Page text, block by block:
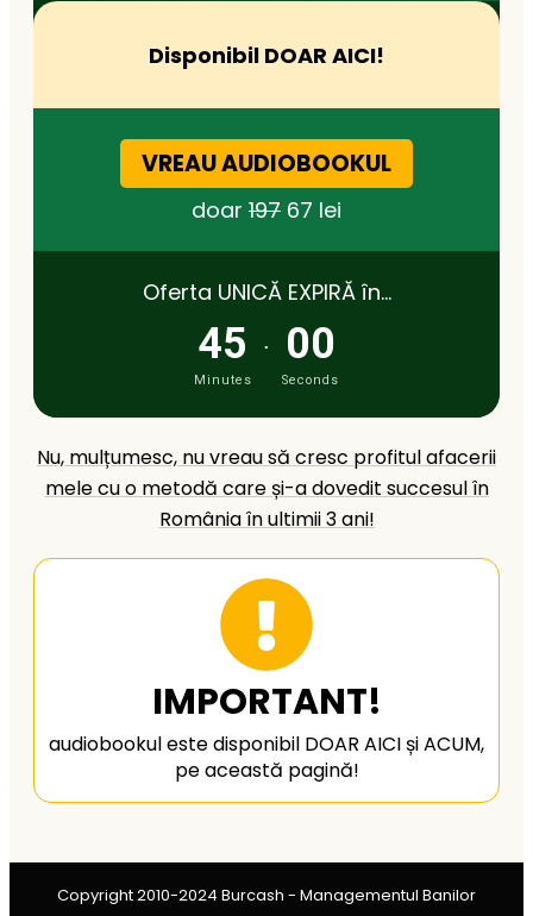
Disponibil DOAR AICI!
VREAU AUDIOBOOKUL
doar 197 67 lei
Oferta UNICĂ EXPIRĂ în…
45
Minutes
. 00
Seconds
Nu, mulțumesc, nu vreau să cresc profitul afacerii
mele cu o metodă care și-a dovedit succesul în
România în ultimii 3 ani!
IMPORTANT!
audiobookul este disponibil DOAR AICI și ACUM,
pe această pagină!
Copyright 2010-2024 Burcash - Managementul Banilor